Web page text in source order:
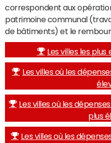
correspondent aux
patrimoine communal
de bâtiments) et le
Les villes les
Les villes où les
Les villes où les
plus
Les villes où les